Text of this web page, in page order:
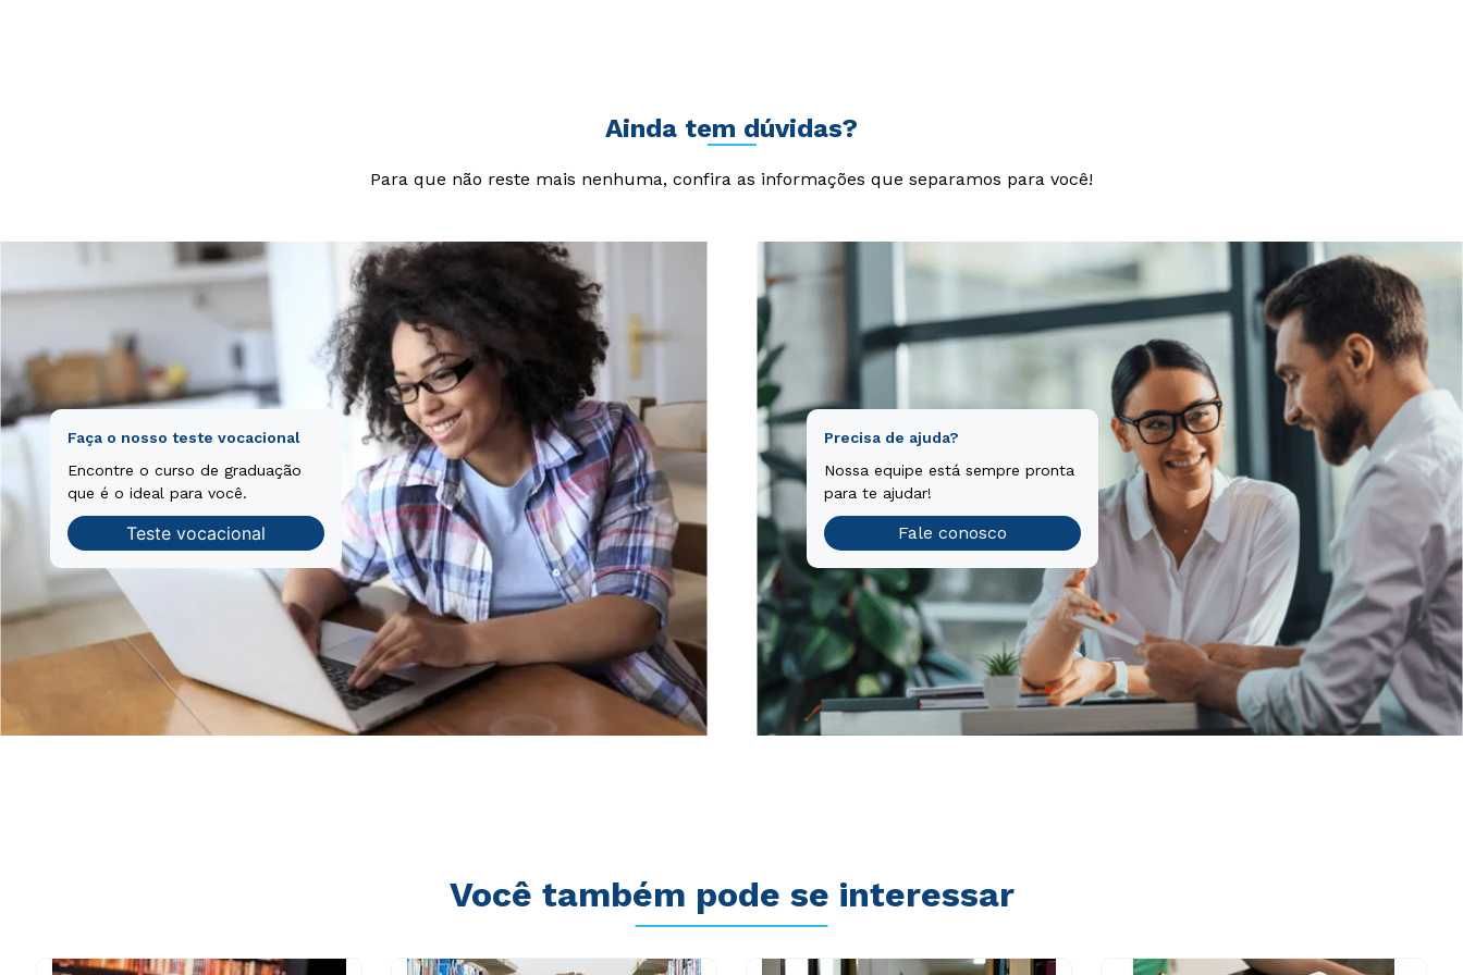
Ainda tem dúvidas?
Para que não reste mais nenhuma, confira as informações que separamos para você!
Faça o nosso teste vocacional
Encontre o curso de graduação
que é o ideal para você.
Teste vocacional
Precisa de ajuda?
Nossa equipe está sempre pronta
para te ajudar!
Fale conosco
Você também pode se interessar